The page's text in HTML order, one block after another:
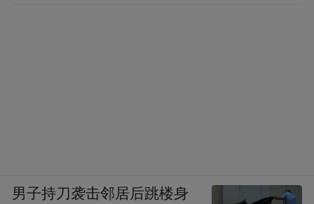
男子持刀袭击邻居后跳楼身